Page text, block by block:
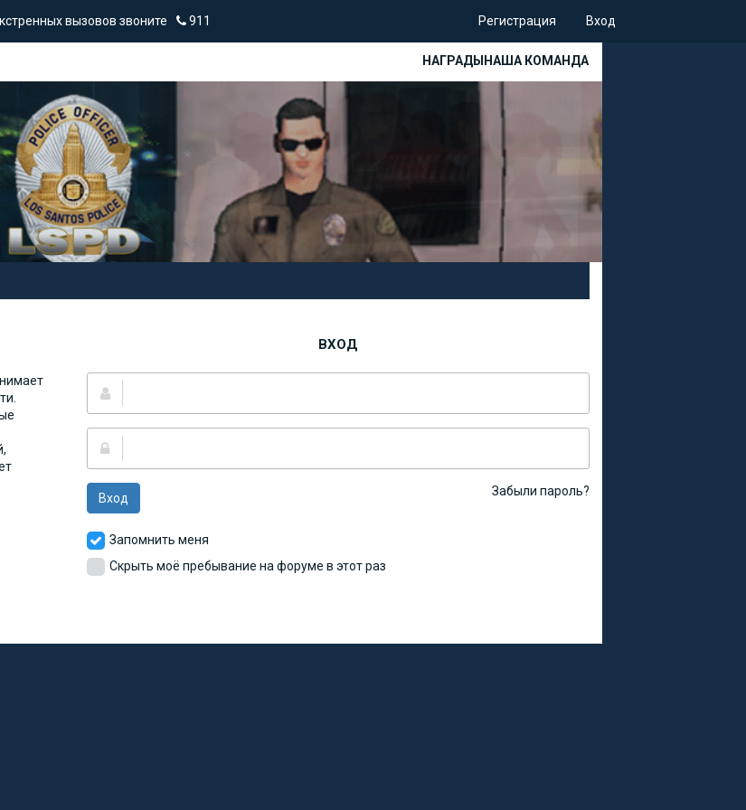
вызовов звоните 911 Регистрация Вход
НАГРАДЫНАША КОМАНДА
ВХОД
Забыли пароль?
Вход
Запомнить меня
Скрыть моё пребывание на форуме в этот раз